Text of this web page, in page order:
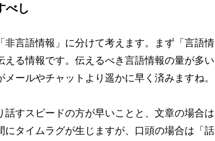
べし
言語情報」に分けて考えます。まず「言語情
る情報です。伝えるべき言語情報の量が多い
ールやチャットより遥かに早く済みますね。
すスピードの方が早いことと、文章の場合は
にタイムラグが生じますが、口頭の場合は「話